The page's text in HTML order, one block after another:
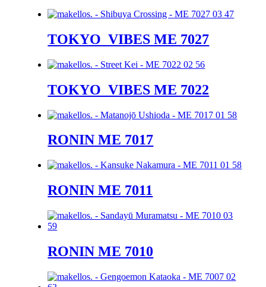
TOKYO_VIBES ME 7027
TOKYO_VIBES ME 7022
RONIN ME 7017
RONIN ME 7011
RONIN ME 7010